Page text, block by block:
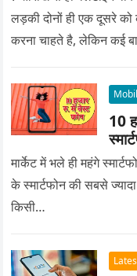
लड़की दोनों ही एक दूसरे
करना चाहते है, लेकिन कई
10
मार्केट में भले ही महंगे
के स्मार्टफोन की सबसे
किसी…